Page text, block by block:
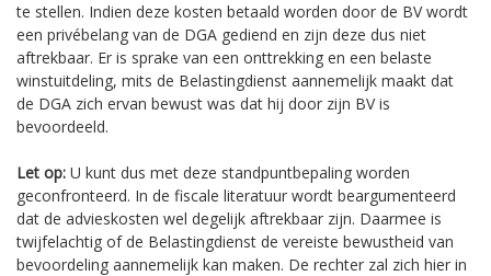
te stellen. Indien deze kosten betaald worden door de BV wordt
een privébelang van de DGA gediend en zijn deze dus niet
aftrekbaar. Er is sprake van een onttrekking en een belaste
winstuitdeling, mits de Belastingdienst aannemelijk maakt dat
de DGA zich ervan bewust was dat hij door zijn BV is
bevoordeeld.
Let op: U kunt dus met deze standpuntbepaling worden
geconfronteerd. In de fiscale literatuur wordt beargumenteerd
dat de advieskosten wel degelijk aftrekbaar zijn. Daarmee is
twijfelachtig of de Belastingdienst de vereiste bewustheid van
bevoordeling aannemelijk kan maken. De rechter zal zich hier in